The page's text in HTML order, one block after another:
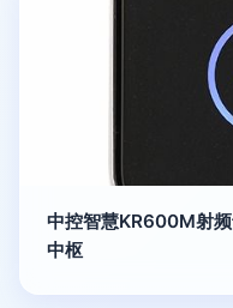
中控智慧KR600M射
中枢